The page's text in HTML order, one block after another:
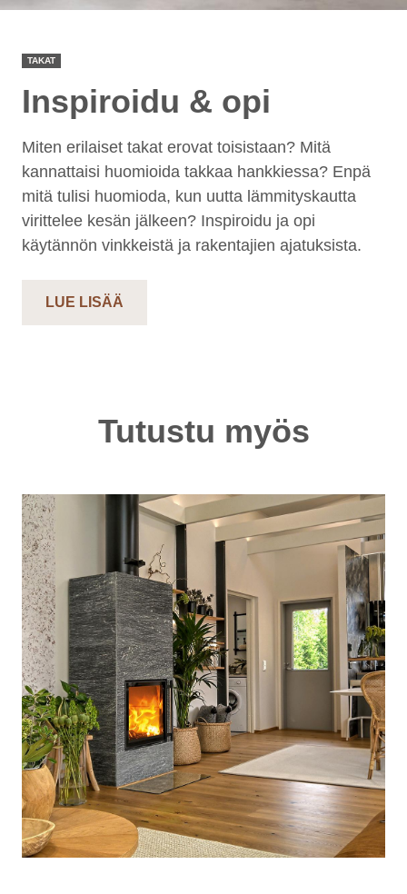
TAKAT
Inspiroidu & opi
Miten erilaiset takat erovat toisistaan? Mitä
kannattaisi huomioida takkaa hankkiessa? Enpä
mitä tulisi huomioda, kun uutta lämmityskautta
virittelee kesän jälkeen? Inspiroidu ja opi
käytännön vinkkeistä ja rakentajien ajatuksista.
LUE LISÄÄ
Tutustu myös